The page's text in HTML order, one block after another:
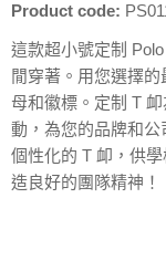
Product code:
這款超小號定制
閒穿著。用您選擇
母和徽標。定制 T
動，為您的品牌和
個性化的 T 卹，供
造良好的團隊精神！